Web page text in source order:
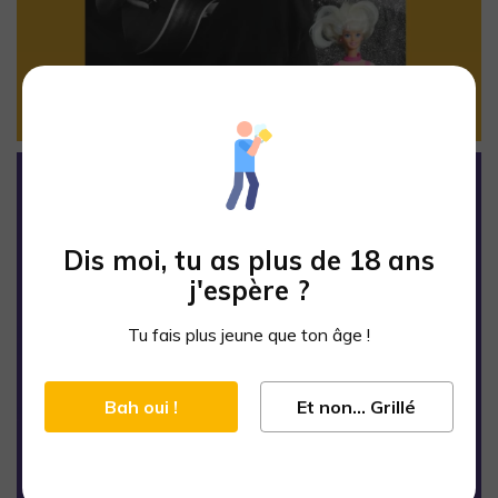
Dis moi, tu as plus de 18 ans
j'espère ?
Tu fais plus jeune que ton âge !
Bah oui ! Et non... Grillé